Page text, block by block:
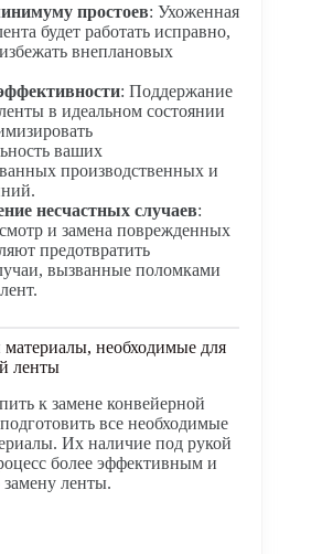
простоев: Ухоженная
будет работать исправно,
внеплановых
: Поддержание
в идеальном состоянии
ваших
производственных и
несчастных случаев:
и замена поврежденных
предотвратить
вызванные поломками
необходимые для
ленты
к замене конвейерной
все необходимые
Их наличие под рукой
более эффективным и
ленты.